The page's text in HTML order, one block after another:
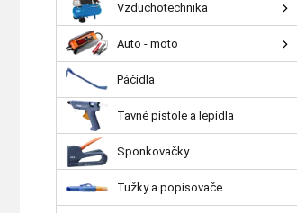
Vzduchotechnika
Auto - moto
Páčidla
Tavné pistole a lepidla
Sponkovačky
Tužky a popisovače